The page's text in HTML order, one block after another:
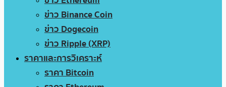
ข่าว Binance Coin
ข่าว Dogecoin
ข่าว Ripple (XRP)
ราคาและการวิเคราะห์
ราคา Bitcoin